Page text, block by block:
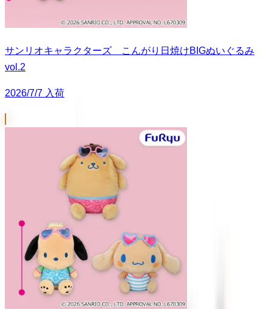
サンリオキャラクターズ こんがり日焼けBIGぬいぐるみ
vol.2
2026/7/7 入荷